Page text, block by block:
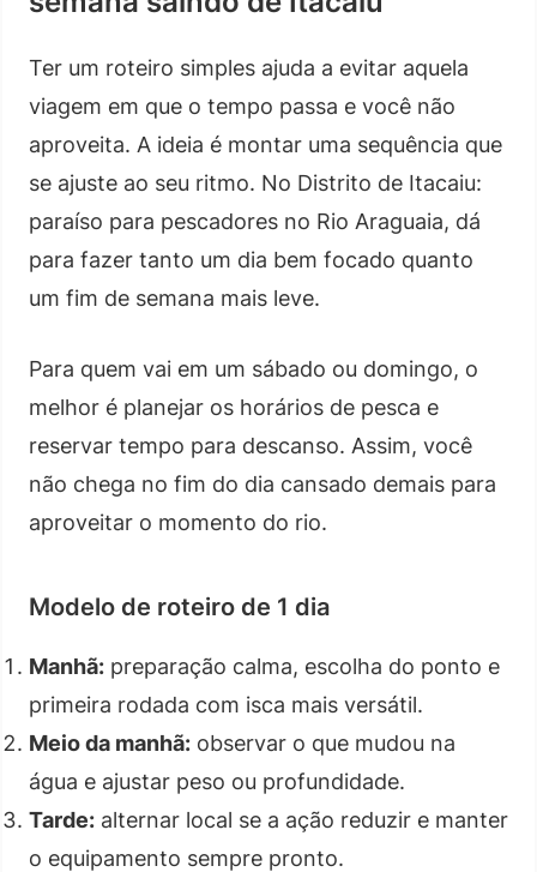
Ter um roteiro simples ajuda a evitar aquela
viagem em que o tempo passa e você não
aproveita. A ideia é montar uma sequência que
se ajuste ao seu ritmo. No Distrito de Itacaiu:
paraíso para pescadores no Rio Araguaia, dá
para fazer tanto um dia bem focado quanto
um fim de semana mais leve.
Para quem vai em um sábado ou domingo, o
melhor é planejar os horários de pesca e
reservar tempo para descanso. Assim, você
não chega no fim do dia cansado demais para
aproveitar o momento do rio.
Modelo de roteiro de 1 dia
Manhã: preparação calma, escolha do ponto e
primeira rodada com isca mais versátil.
Meio da manhã: observar o que mudou na
água e ajustar peso ou profundidade.
Tarde: alternar local se a ação reduzir e manter
o equipamento sempre pronto.